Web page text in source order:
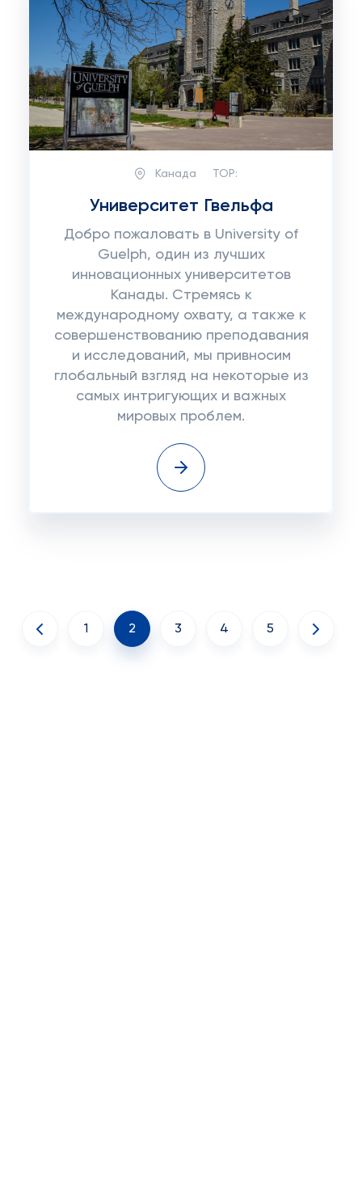
Канада TOP:
Университет Гвельфа
Добро пожаловать в University of
Guelph, один из лучших
инновационных университетов
Канады. Стремясь к
международному охвату, а также к
совершенствованию преподавания
и исследований, мы привносим
глобальный взгляд на некоторые из
самых интригующих и важных
мировых проблем.
1 2 3 4 5